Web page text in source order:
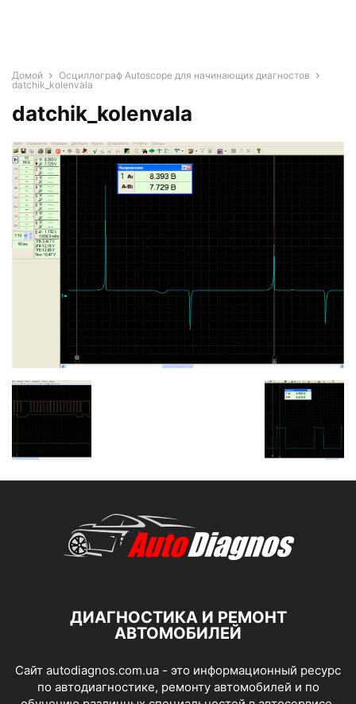
Домой
Осциллограф Autoscope для начинающих диагностов
datchik_kolenvala
datchik_kolenvala
ДИАГНОСТИКА И РЕМОНТ
АВТОМОБИЛЕЙ
Сайт autodiagnos.com.ua - это информационный ресурс
по автодиагностике, ремонту автомобилей и по